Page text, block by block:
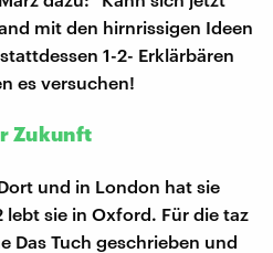
mit den hirnrissigen Ideen
1-2- Erklärbären
es versuchen!
Zukunft
und in London hat sie
lebt sie in Oxford. Für die taz
Das Tuch geschrieben und